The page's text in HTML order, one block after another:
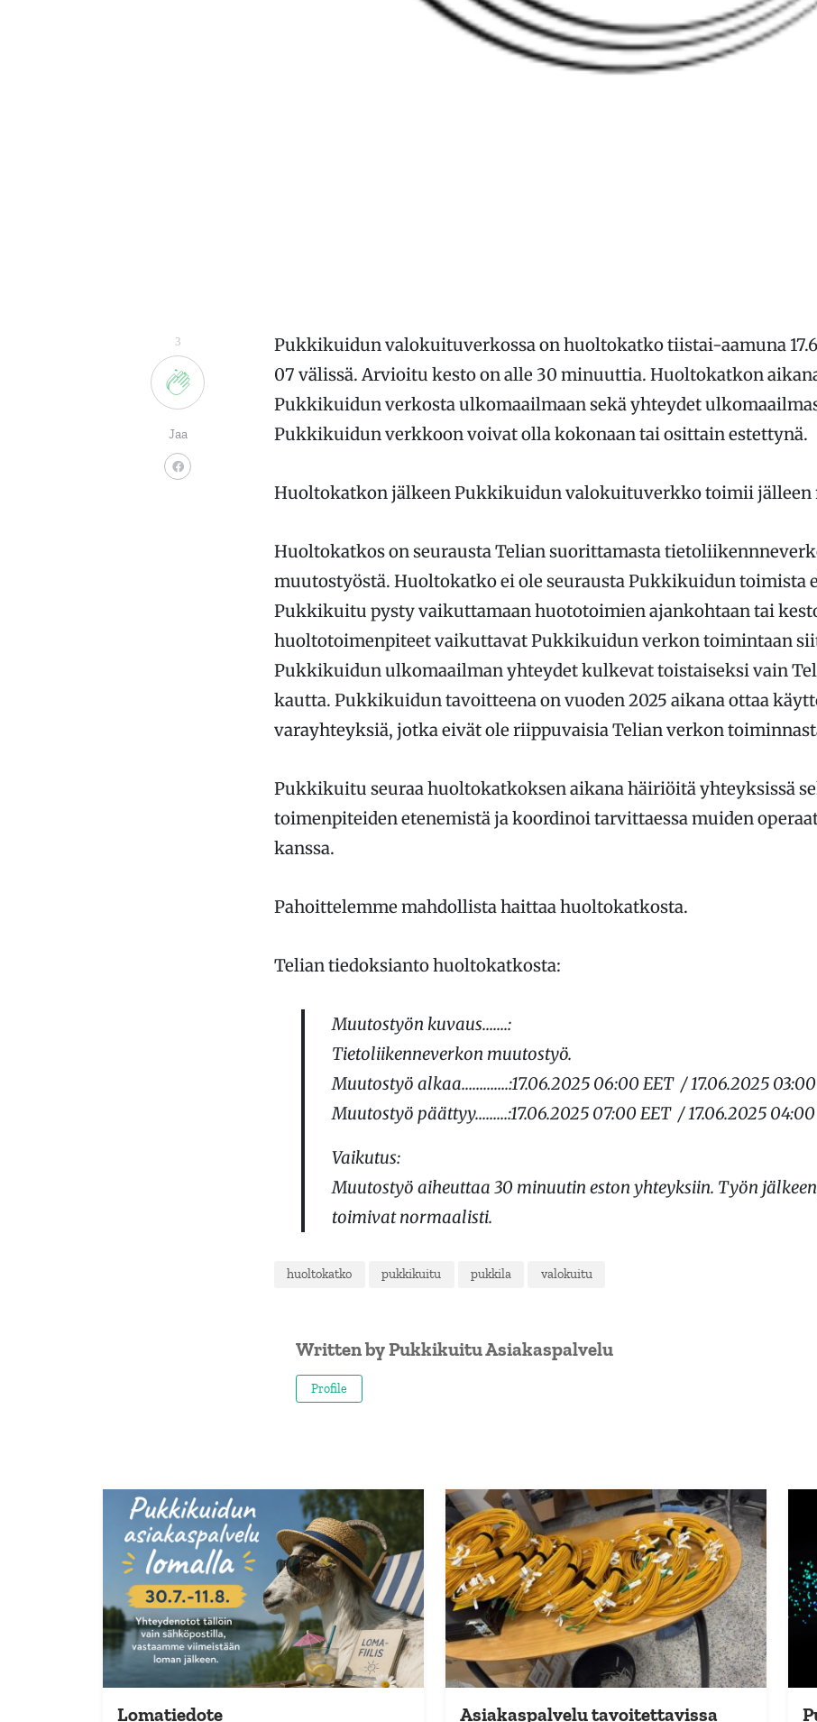
Pukkikuidun valokuituverkossa on huoltokatko tiistai-aamuna
07 välissä. Arvioitu kesto on alle 30 minuuttia. Huoltokatkon
Pukkikuidun verkosta ulkomaailmaan sekä yhteydet
Pukkikuidun verkkoon voivat olla kokonaan tai osittain estettynä.
Huoltokatkon jälkeen Pukkikuidun valokuituverkko toimii jälleen
Huoltokatkos on seurausta Telian suorittamasta
muutostyöstä. Huoltokatko ei ole seurausta Pukkikuidun toimista
Pukkikuitu pysty vaikuttamaan huototoimien ajankohtaan tai
huoltotoimenpiteet vaikuttavat Pukkikuidun verkon toimintaan
Pukkikuidun ulkomaailman yhteydet kulkevat toistaiseksi vain
kautta. Pukkikuidun tavoitteena on vuoden 2025 aikana ottaa
varayhteyksiä, jotka eivät ole riippuvaisia Telian verkon
Pukkikuitu seuraa huoltokatkoksen aikana häiriöitä yhteyksissä
toimenpiteiden etenemistä ja koordinoi tarvittaessa muiden
kanssa.
Pahoittelemme mahdollista haittaa huoltokatkosta.
Telian tiedoksianto huoltokatkosta:
Muutostyön kuvaus…….:
Tietoliikenneverkon muutostyö.
Muutostyö alkaa………….:17.06.2025 06:00 EET / 17.06.2025
Muutostyö päättyy………:17.06.2025 07:00 EET / 17.06.2025
Vaikutus:
Muutostyö aiheuttaa 30 minuutin eston yhteyksiin. Työn
toimivat normaalisti.
huoltokatko pukkikuitu pukkila valokuitu
Written byPukkikuitu Asiakaspalvelu
Profile
3
Jaa
Lomatiedote Asiakaspalvelu tavoitettavissa